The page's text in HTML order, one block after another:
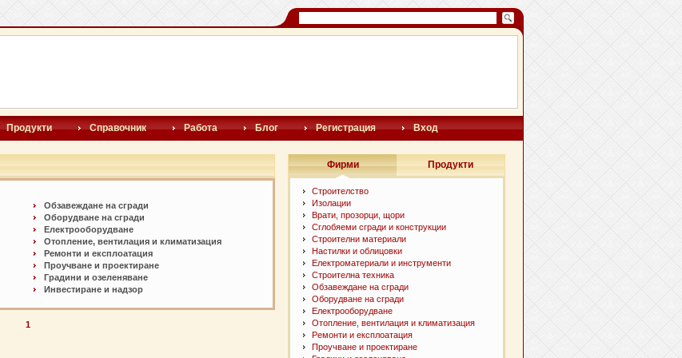
Продукти Справочник Работа Блог Регистрация Вход
Обзавеждане на сгради
Оборудване на сгради
Електрооборудване
Отопление, вентилация и климатизация
Ремонти и експлоатация
Проучване и проектиране
Градини и озеленяване
Инвестиране и надзор
1
Фирми Продукти
Строителство
Изолации
Врати, прозорци, щори
Сглобяеми сгради и конструкции
Строителни материали
Настилки и oблицовки
Електроматериали и инструменти
Строителна техника
Обзавеждане на сгради
Оборудване на сгради
Електрооборудване
Отопление, вентилация и климатизация
Ремонти и експлоатация
Проучване и проектиране